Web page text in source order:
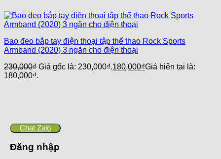
Bao đeo bắp tay điện thoại tập thể thao Rock Sports
Armband (2020) 3 ngăn cho điện thoại
230,000₫ Giá gốc là: 230,000₫.180,000₫Giá hiện tại là:
180,000₫.
Chat Zalo
Đăng nhập